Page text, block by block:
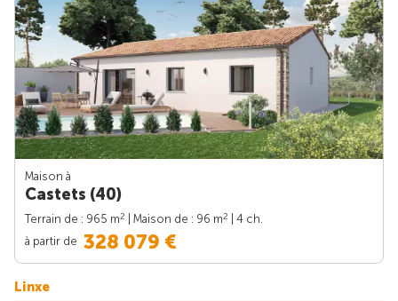
Maison à
Castets (40)
Terrain de : 965 m2 | Maison de : 96 m2
| 4 ch.
à partir de 328 079 €
Linxe